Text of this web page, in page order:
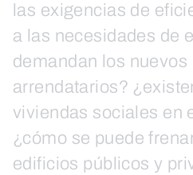
las exigencias de
a las necesidades de
demandan los nuevos
arrendatarios?
viviendas sociales en
¿cómo se puede
edificios públicos y